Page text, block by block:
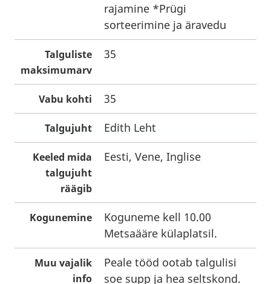
rajamine *Prügi
sorteerimine ja äravedu
Talguliste
maksimumarv
35
Vabu kohti 35
Talgujuht Edith Leht
Keeled mida
talgujuht
räägib
Eesti, Vene, Inglise
Kogunemine
Koguneme kell 10.00
Metsaääre külaplatsil.
Muu vajalik
info
Peale tööd ootab talgulisi
soe supp ja hea seltskond.